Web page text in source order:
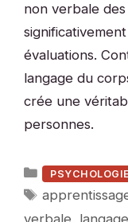
non verbale
évaluations.
langage du
crée une
personnes.
Catégories
PSYCHOLOGIE
Étiquettes
verbale,